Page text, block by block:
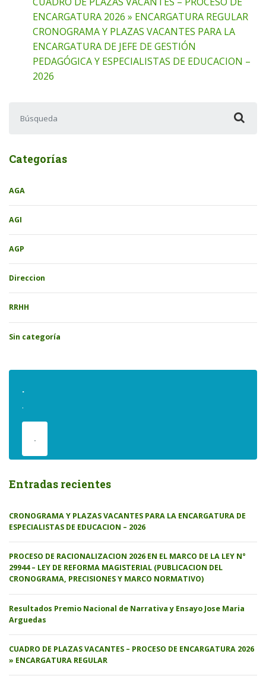
ENCARGATURA 2026 » ENCARGATURA REGULAR
CRONOGRAMA Y PLAZAS VACANTES PARA LA
ENCARGATURA DE JEFE DE GESTIÓN
PEDAGÓGICA Y ESPECIALISTAS DE EDUCACION –
2026
Categorías
AGA
AGI
AGP
Direccion
RRHH
Sin categoría
.
.
.
Entradas recientes
CRONOGRAMA Y PLAZAS VACANTES PARA LA ENCARGATURA DE
ESPECIALISTAS DE EDUCACION – 2026
PROCESO DE RACIONALIZACION 2026 EN EL MARCO DE LA LEY N°
29944 – LEY DE REFORMA MAGISTERIAL (PUBLICACION DEL
CRONOGRAMA, PRECISIONES Y MARCO NORMATIVO)
Resultados Premio Nacional de Narrativa y Ensayo Jose Maria
Arguedas
CUADRO DE PLAZAS VACANTES – PROCESO DE ENCARGATURA 2026
» ENCARGATURA REGULAR